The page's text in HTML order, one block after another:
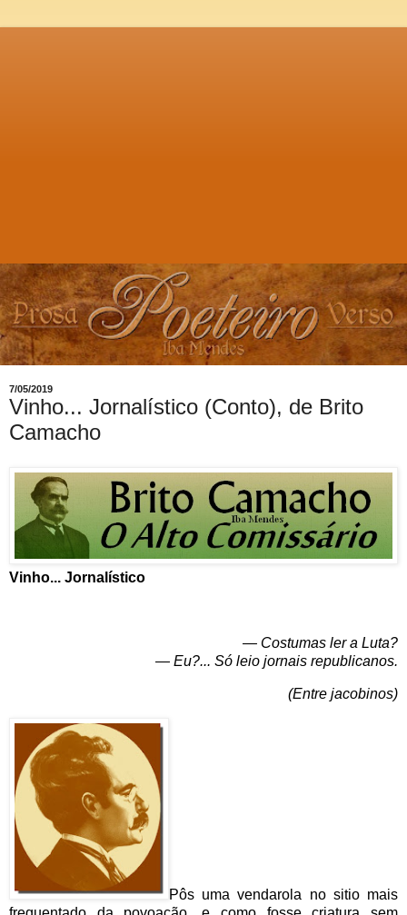
7/05/2019
Vinho... Jornalístico (Conto), de Brito
Camacho
Vinho... Jornalístico
— Costumas ler a Luta?
— Eu?... Só leio jornais republicanos.
(Entre jacobinos)
Pôs uma vendarola no sitio mais